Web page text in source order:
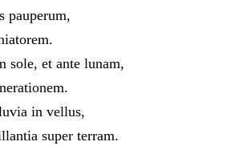
pauperum,
.
sole, et ante lunam,
.
in vellus,
super terram.